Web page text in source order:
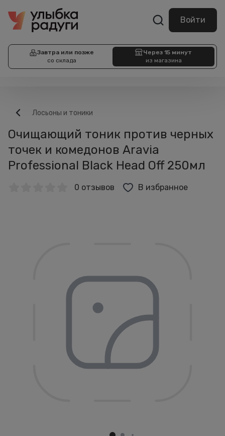
Войти
Завтра или позже
со склада
Через 15 минут
из магазина
Лосьоны и тоники
Очищающий тоник против черных
точек и комедонов Aravia
Professional Black Head Off 250мл
0 отзывов В избранное